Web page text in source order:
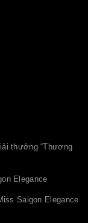
thưởng “Thương
Elegance
Saigon Elegance